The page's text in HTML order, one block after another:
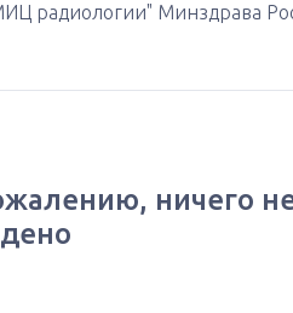
радиологии" Минздрава
ничего